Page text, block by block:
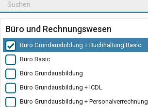
Suchen
Büro und Rechnungswesen
Büro Grundausbildung + Buchhaltung Basic
Büro Basic
Büro Grundausbildung
Büro Grundausbildung + ICDL
Büro Grundausbildung + Personalverrechnung